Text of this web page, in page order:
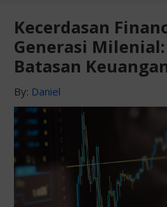
Kecerdasan
Generasi
Batasan
By: Daniel